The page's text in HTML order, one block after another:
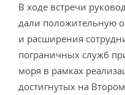
В ходе встречи
дали положительную
и расширения
пограничных служб
моря в рамках
достигнутых на